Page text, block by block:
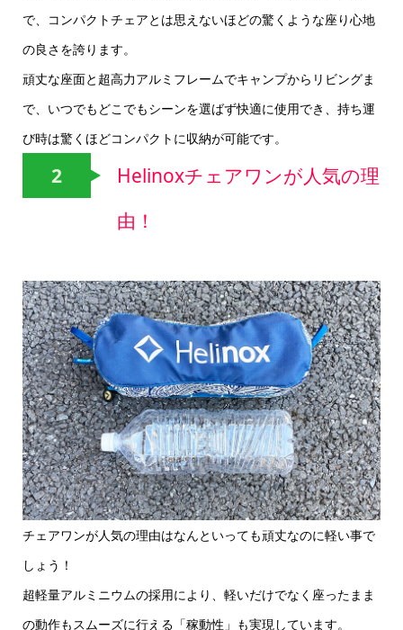
で、コンパクトチェアとは思えないほどの驚くような座り心地
の良さを誇ります。
頑丈な座面と超高力アルミフレームでキャンプからリビングま
で、いつでもどこでもシーンを選ばず快適に使用でき、持ち運
び時は驚くほどコンパクトに収納が可能です。
2
Helinoxチェアワンが人気の理
由！
チェアワンが人気の理由はなんといっても頑丈なのに軽い事で
しょう！
超軽量アルミニウムの採用により、軽いだけでなく座ったまま
の動作もスムーズに行える「稼動性」も実現しています。